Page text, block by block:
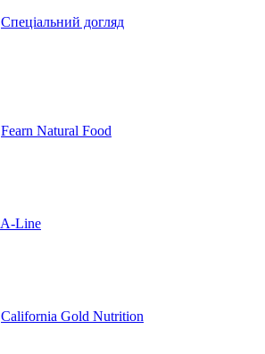
Спеціальний догляд
Fearn Natural Food
A-Line
California Gold Nutrition